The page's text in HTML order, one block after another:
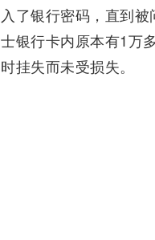
入了银行密码，直到
士银行卡内原本有1万
时挂失而未受损失。